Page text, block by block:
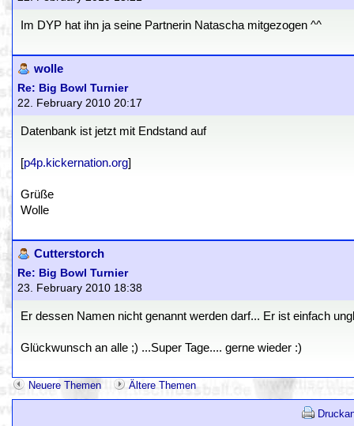
Im DYP hat ihn ja seine Partnerin Natascha mitgezogen ^^
wolle
Re: Big Bowl Turnier
22. February 2010 20:17
Datenbank ist jetzt mit Endstand auf
[p4p.kickernation.org]
Grüße
Wolle
Cutterstorch
Re: Big Bowl Turnier
23. February 2010 18:38
Er dessen Namen nicht genannt werden darf... Er ist einfach
Glückwunsch an alle ;) ...Super Tage.... gerne wieder :)
Neuere Themen Ältere Themen